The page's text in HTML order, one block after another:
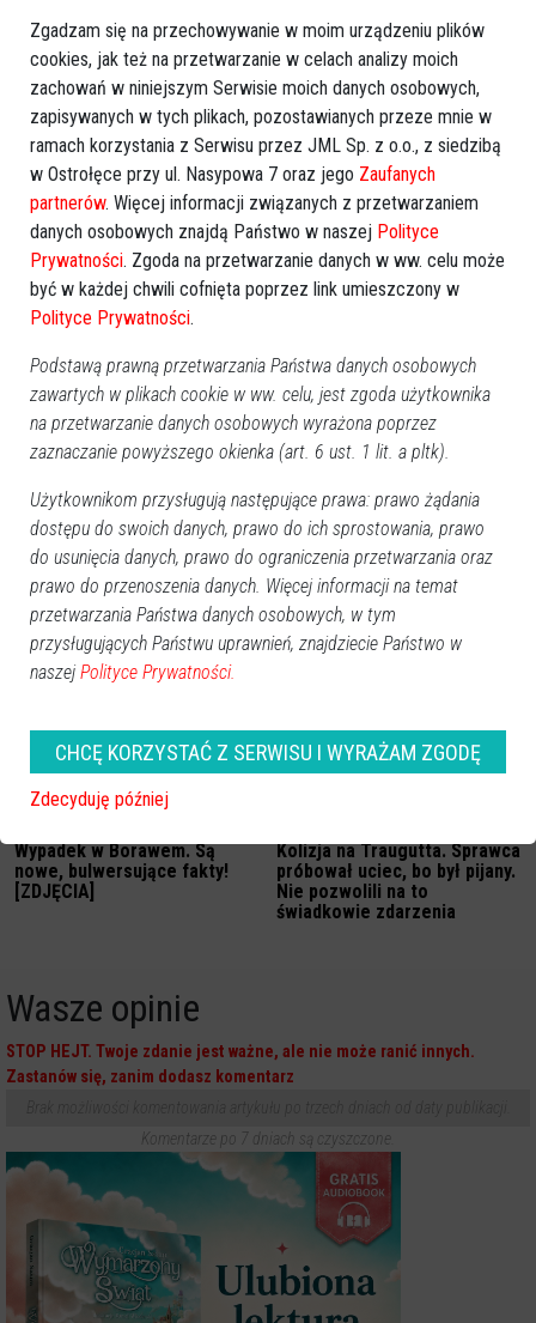
Miał wypadek na skuterze,
ale z obawy przed karą
zabarykadował się w domu!
Zatrzymano dwóch
niebezpiecznych kierowców.
Jeden był pijany, drugi miał
sądowy zakaz kierowania
pojazdami!
Wypadek w Borawem. Są
nowe, bulwersujące fakty!
[ZDJĘCIA]
Kolizja na Traugutta. Sprawca
próbował uciec, bo był pijany.
Nie pozwolili na to
świadkowie zdarzenia
Wasze opinie
STOP HEJT. Twoje zdanie jest ważne, ale nie może ranić innych.
Zastanów się, zanim dodasz komentarz
Komentarze po 7 dniach są czyszczone.
Zgadzam się na przechowywanie w moim urządzeniu plików
cookies, jak też na przetwarzanie w celach analizy moich
zachowań w niniejszym Serwisie moich danych osobowych,
zapisywanych w tych plikach, pozostawianych przeze mnie w
ramach korzystania z Serwisu przez JML Sp. z o.o., z siedzibą
w Ostrołęce przy ul. Nasypowa 7 oraz jego Zaufanych
partnerów. Więcej informacji związanych z przetwarzaniem
danych osobowych znajdą Państwo w naszej Polityce
Prywatności. Zgoda na przetwarzanie danych w ww. celu może
być w każdej chwili cofnięta poprzez link umieszczony w
Polityce Prywatności.
Podstawą prawną przetwarzania Państwa danych osobowych
zawartych w plikach cookie w ww. celu, jest zgoda użytkownika
na przetwarzanie danych osobowych wyrażona poprzez
zaznaczanie powyższego okienka (art. 6 ust. 1 lit. a pltk).
Użytkownikom przysługują następujące prawa: prawo żądania
dostępu do swoich danych, prawo do ich sprostowania, prawo
do usunięcia danych, prawo do ograniczenia przetwarzania oraz
prawo do przenoszenia danych. Więcej informacji na temat
przetwarzania Państwa danych osobowych, w tym
przysługujących Państwu uprawnień, znajdziecie Państwo w
naszej Polityce Prywatności.
CHCĘ KORZYSTAĆ Z SERWISU I WYRAŻAM ZGODĘ
Zdecyduję później